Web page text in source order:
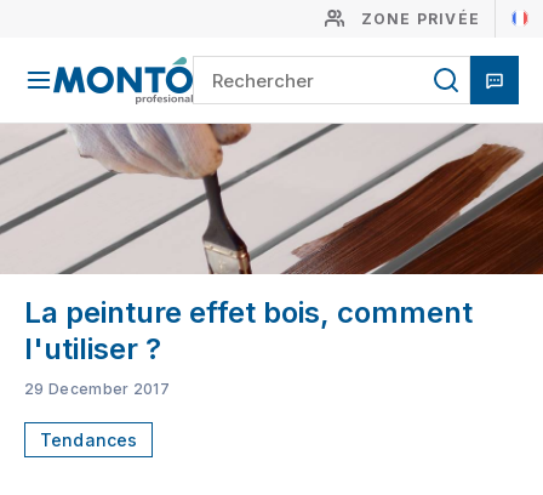
ZONE PRIVÉE
La peinture effet bois, comment
l'utiliser ?
29 December 2017
Tendances